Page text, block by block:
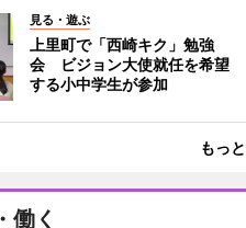
見る・遊ぶ
上里町で「西崎キク」勉強
会 ビジョン大使就任を希望
する小中学生が参加
もっ
働く